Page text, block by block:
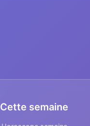
Cette semaine